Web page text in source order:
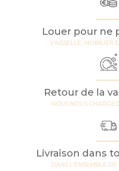
Louer pour ne
VAISSELLE, MOBILIER
Retour de la
NOUS NOUS
Livraison dans
DANS L'ENSEMBLE DE